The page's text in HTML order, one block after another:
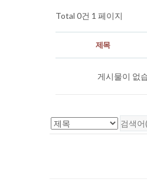
Total 0건 1 페이지
제목
게시물이 없